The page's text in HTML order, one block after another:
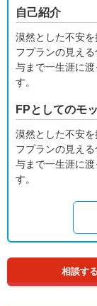
自己紹介
漠然とした不安
フプランの見え
与まで一生涯に
す。
FPとしてのモ
漠然とした不安
フプランの見え
与まで一生涯に
す。
相談する